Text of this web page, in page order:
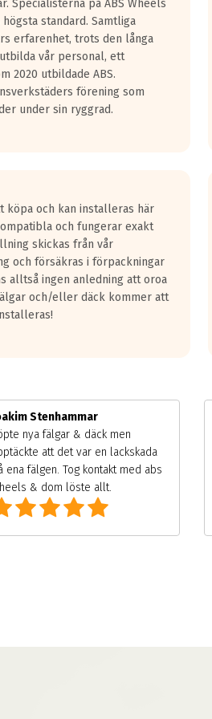
Specialisterna på ABS Wheels
standard. Samtliga
erfarenhet, trots den långa
vår personal, ett
2020 utbildade ABS.
förening som
under sin ryggrad.
köpa och kan installeras här
och fungerar exakt
skickas från vår
och försäkras i förpackningar
alltså ingen anledning att oroa
och/eller däck kommer att
Stenhammar
nya fälgar & däck men
att det var en lackskada
ena fälgen. Tog kontakt med abs
& dom löste allt.